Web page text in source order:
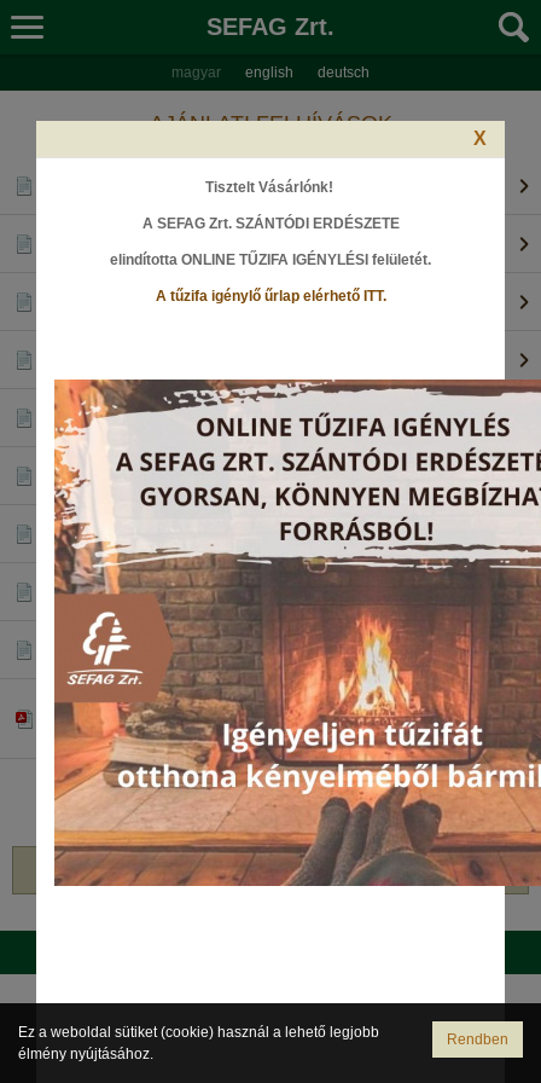
SEFAG Zrt.
magyar english deutsch
AJÁNLATI FELHÍVÁSOK
2025-07 Akác rönk licit
(zip) ~ 1,92 MB
2025-06 Akác rönk licit
2025-04 Akác rönk licit
(zip) ~ 1,89 MB
2025-12 Tölgy licit
(zip) ~ 1,89 MB
2025-12 Eichen rundholz
(zip) ~ 2,05 MB
2025-11 Tölgy licit
2025-11 Eichen rundholz
(zip) ~ 2,11 MB
Földalatti gombák gyűjtése ajánlattételi felhívás 2.
számú módosítás
(pdf) ~ 234,46 kb
4 5 6 7 8 9 10 11 12 13 14
vissza
X
Tisztelt Vásárlónk!
A SEFAG Zrt. SZÁNTÓDI ERDÉSZETE
elindította ONLINE TŰZIFA IGÉNYLÉSI felületét.
A tűzifa igénylő űrlap elérhető ITT.
Rendben
Ez a weboldal sütiket (cookie) használ a lehető legjobb
élmény nyújtásához.